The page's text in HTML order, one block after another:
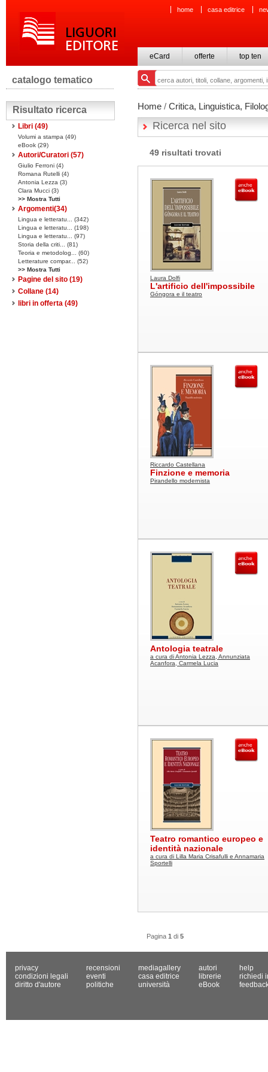
home casa editrice
eCard offerte top ten
catalogo tematico
Risultato ricerca
Libri (49)
Volumi a stampa (49)
eBook (29)
Autori/Curatori (57)
Giulio Ferroni (4)
Romana Rutelli (4)
Antonia Lezza (3)
Clara Mucci (3)
>> Mostra Tutti
Argomenti(34)
Lingua e letteratu... (342)
Lingua e letteratu... (198)
Lingua e letteratu... (97)
Storia della criti... (81)
Teoria e metodolog... (60)
Letterature compar... (52)
>> Mostra Tutti
Pagine del sito (19)
Collane (14)
libri in offerta (49)
Home / Critica, Linguistica,
Ricerca nel sito
49 risultati trovati
Laura Dolfi
L'artificio dell'impossibile
Góngora e il teatro
Riccardo Castellana
Finzione e memoria
Pirandello modernista
Antologia teatrale
a cura di Antonia Lezza, Annunziata
Acanfora, Carmela Lucia
Teatro romantico europeo e
identità nazionale
a cura di Lilla Maria Crisafulli e Annamaria
Sportelli
Pagina 1 di 5
privacy
condizioni legali
diritto d'autore
recensioni
eventi
politiche
mediagallery
casa editrice
università
autori
librerie
eBook
help
richiedi